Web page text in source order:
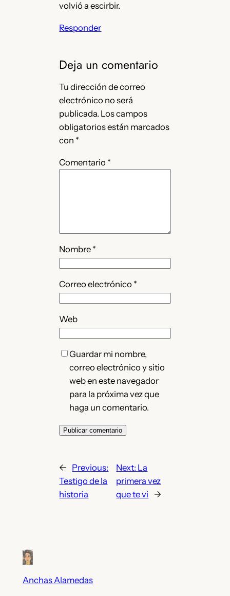
volvió a escirbir.
Responder
Deja un comentario
Tu dirección de correo
electrónico no será
publicada. Los campos
obligatorios están marcados
con *
Comentario *
Nombre *
Correo electrónico *
Web
Guardar mi nombre,
correo electrónico y sitio
web en este navegador
para la próxima vez que
haga un comentario.
← Previous:
Testigo de la
historia
Next: La
primera vez
que te vi
→
Anchas Alamedas